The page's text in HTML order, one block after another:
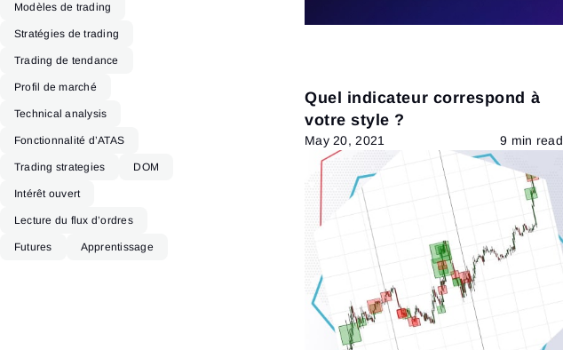
Modèles de trading
Stratégies de trading
Trading de tendance
Profil de marché
Technical analysis
Fonctionnalité d’ATAS
Trading strategies DOM
Intérêt ouvert
Lecture du flux d’ordres
Futures Apprentissage
Quel indicateur correspond à
votre style ?
May 20, 2021 9 min read